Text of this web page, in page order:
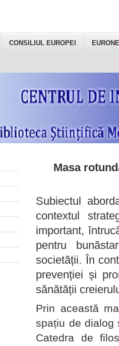
CONSILIUL EUROPEI
Masa
Subiectul
contextul
important,
pentru
societății. În
prevenției și
sănătății
Prin această
spațiu de dialog
Catedra de